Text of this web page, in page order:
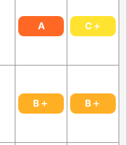
A C＋
B＋ B＋